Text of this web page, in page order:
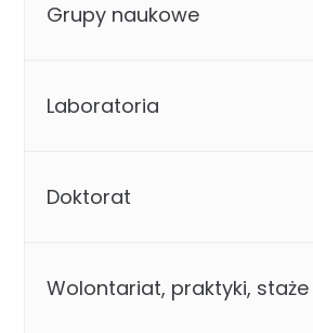
Grupy naukowe
Laboratoria
Doktorat
Wolontariat, praktyki, staże